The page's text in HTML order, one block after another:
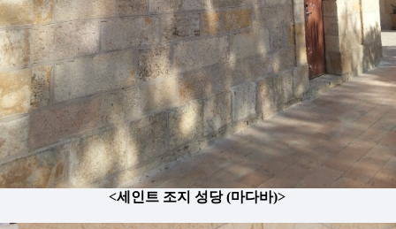
<세인트 조지 성당 (마다바)>